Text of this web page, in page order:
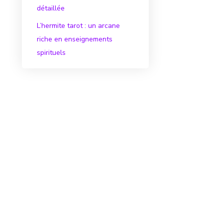
détaillée
L’hermite tarot : un arcane
riche en enseignements
spirituels